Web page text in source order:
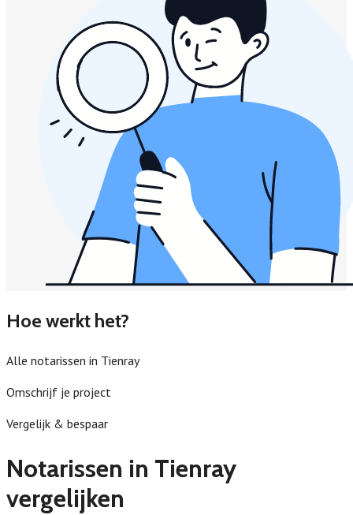
Hoe werkt het?
Alle notarissen in Tienray
Omschrijf je project
Vergelijk & bespaar
Notarissen in Tienray
vergelijken